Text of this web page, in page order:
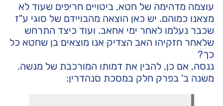
עוצמה מדהימה של חטא, ביטויים חריפים שעוד לא
מצאנו כמוהם. יש כאן הוצאה מהבויידם של סוגי ע"ז
שכבר נעלמו לאחר ימי אחאב. ועוד כיצד התרחש
שלאחר חזקיהו האב הצדיק אנו מוצאים בן שחטא כל
כך?
ננסה, אם כן, להבין את דמותו המורכבת של מנשה.
משנה ב' בפרק חלק במסכת סנהדרין: